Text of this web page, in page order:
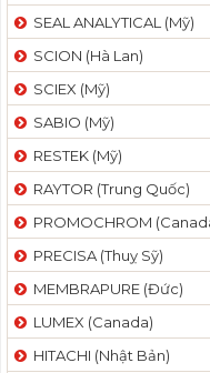
SEAL ANALYTICAL (Mỹ)
SCION (Hà Lan)
SCIEX (Mỹ)
SABIO (Mỹ)
RESTEK (Mỹ)
RAYTOR (Trung Quốc)
PROMOCHROM
PRECISA (Thuỵ Sỹ)
MEMBRAPURE (Đức)
LUMEX (Canada)
HITACHI (Nhật Bản)